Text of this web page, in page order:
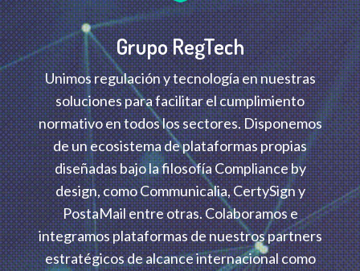
Grupo RegTech
Unimos regulación y tecnología en nuestras
soluciones para facilitar el cumplimiento
normativo en todos los sectores. Disponemos
de un ecosistema de plataformas propias
diseñadas bajo la filosofía Compliance by
design, como Communicalia, CertySign y
PostaMail entre otras. Colaboramos e
integramos plataformas de nuestros partners
estratégicos de alcance internacional como